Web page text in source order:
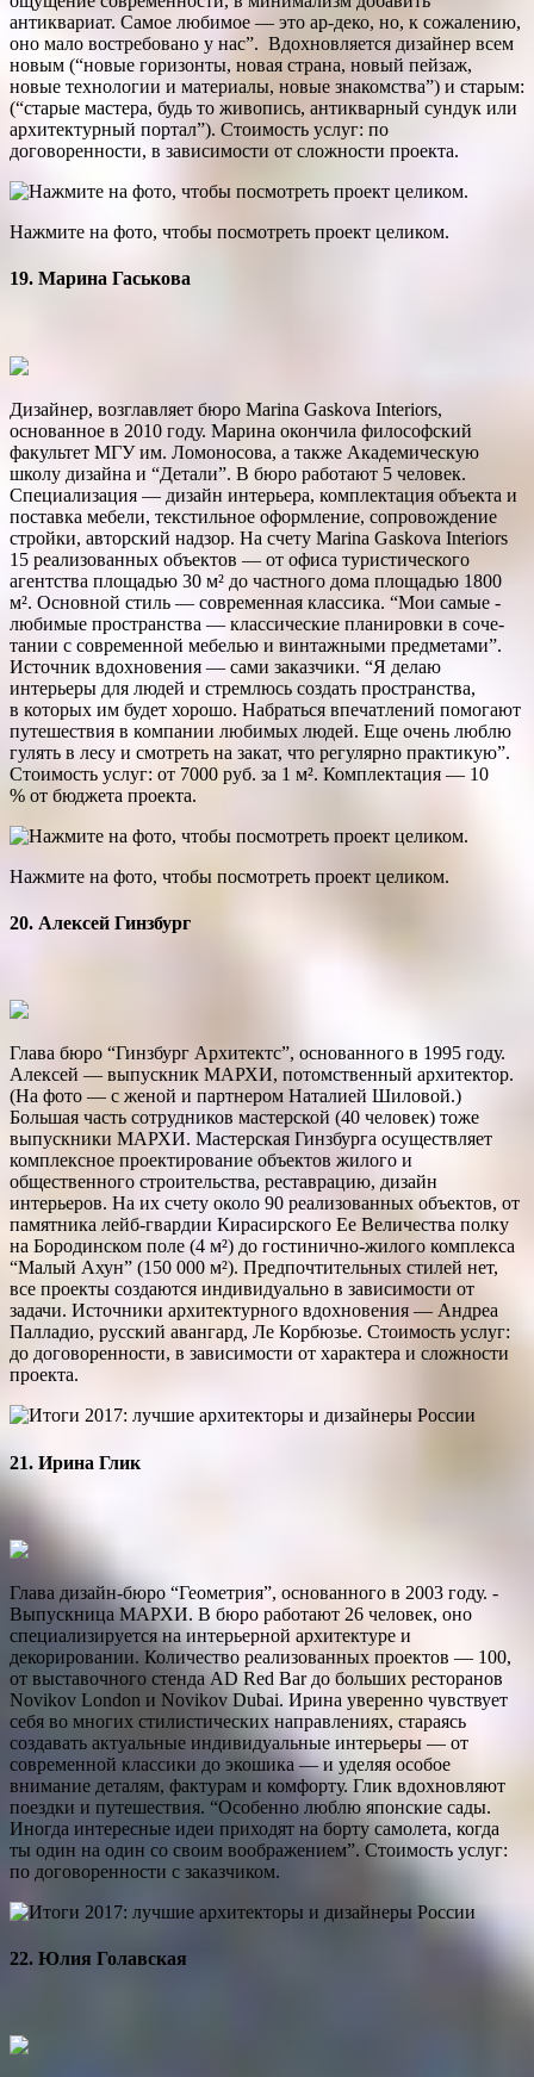
антиквариат. Самое любимое — это ар-деко, но, к сожалению,
оно мало востребовано у нас”. Вдохновляется дизайнер всем
новым (“новые горизонты, новая страна, новый пейзаж,
новые технологии и материалы, новые знакомства”) и старым:
(“старые мастера, будь то ­живопись, антикварный сундук или
архитектурный портал”). Стоимость услуг: по
договоренности, в зависимости от сложности проекта.
Нажмите на фото, чтобы посмотреть проект целиком.
19. Марина Гаськова
Дизайнер, возглавляет бюро Marina Gaskova Interiors,
основанное в 2010 году. Марина окончила философский
факультет МГУ им. Ломо­носова, а также Академическую
школу дизайна и “Детали”. В бюро работают 5 человек.
Специализация — дизайн интерьера, комплектация объекта и
поставка мебели, текстильное оформление, сопровождение
стройки, авторский надзор. На счету Marina Gaskova Interiors
15 реализованных объектов — от офиса туристического
агентства площадью 30 м² до частного дома площадью 1800
м². Основной стиль — современная классика. “Мои самые ­
любимые пространства — классические планировки в соче­
тании с современной мебелью и винтажными предметами”.
Источник вдохновения — сами заказчики. “Я делаю
интерьеры для людей и стремлюсь создать пространства,
в которых им будет хорошо. Набраться впечатлений помогают
путешествия в компании любимых людей. Еще очень люблю
гулять в лесу и смотреть на закат, что регулярно практикую”.
Стоимость услуг: от 7000 руб. за 1 м². Комплектация — 10
% от бюджета проекта.
Нажмите на фото, чтобы посмотреть проект целиком.
20. Алексей Гинзбург
Глава бюро “Гинзбург Архитектс”, основанного в 1995 году.
Алексей — выпускник МАРХИ, потомственный архитектор.
(На фото — с женой и партнером Наталией Шиловой.)
Большая часть сотрудников мастерской (40 человек) тоже
выпускники МАРХИ. Мастерская Гинзбурга осуществляет
комплексное проектирование объектов жилого и
общественного строительства, реставрацию, дизайн
интерьеров. На их счету около 90 реализованных объектов, от
памятника лейб-гвардии Кирасирского Ее Величества полку
на Бородинском поле (4 м²) до гостинично-жилого комплекса
“Малый Ахун” (150 000 м²). Предпочтительных стилей нет,
все проекты создаются индивидуально в зависимости от
задачи. Источники архитектурного вдохновения — Андреа
Пал­ладио, русский авангард, Ле Корбюзье. Стоимость услуг:
до договоренности, в зависимости от ­характера и сложности
проекта.
21. Ирина Глик
Глава дизайн-бюро “Геометрия”, основанного в 2003 году. ­
Выпускница МАРХИ. В бюро работают 26 человек, оно
специализируется на ­интерьерной архитектуре и
декорировании. Количество реализованных проектов — 100,
от выставочного стенда AD Red Bar до больших ресторанов
Novikov London и Novikov Dubai. Ирина уверенно чувствует
себя во многих стилистических направлениях, стараясь
создавать актуальные индивидуальные интерьеры — от
современной классики до экошика — и уделяя особое
внимание деталям, фактурам и комфорту. Глик вдохновляют
поездки и путешествия. “Особенно люб­лю японские сады.
Иногда интересные идеи приходят на борту самолета, когда
ты один на один со своим воображением”. Стоимость услуг:
по договоренности с заказчиком.
22. Юлия Голавская